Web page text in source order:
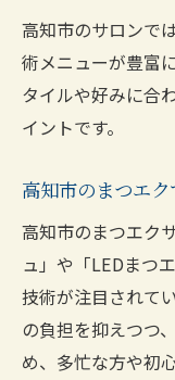
高知市のサロンで
術メニューが豊富
タイルや好みに合
イントです。
高知市のまつエ
高知市のまつエク
ュ」や「LEDまつ
技術が注目されて
の負担を抑えつつ
め、多忙な方や初